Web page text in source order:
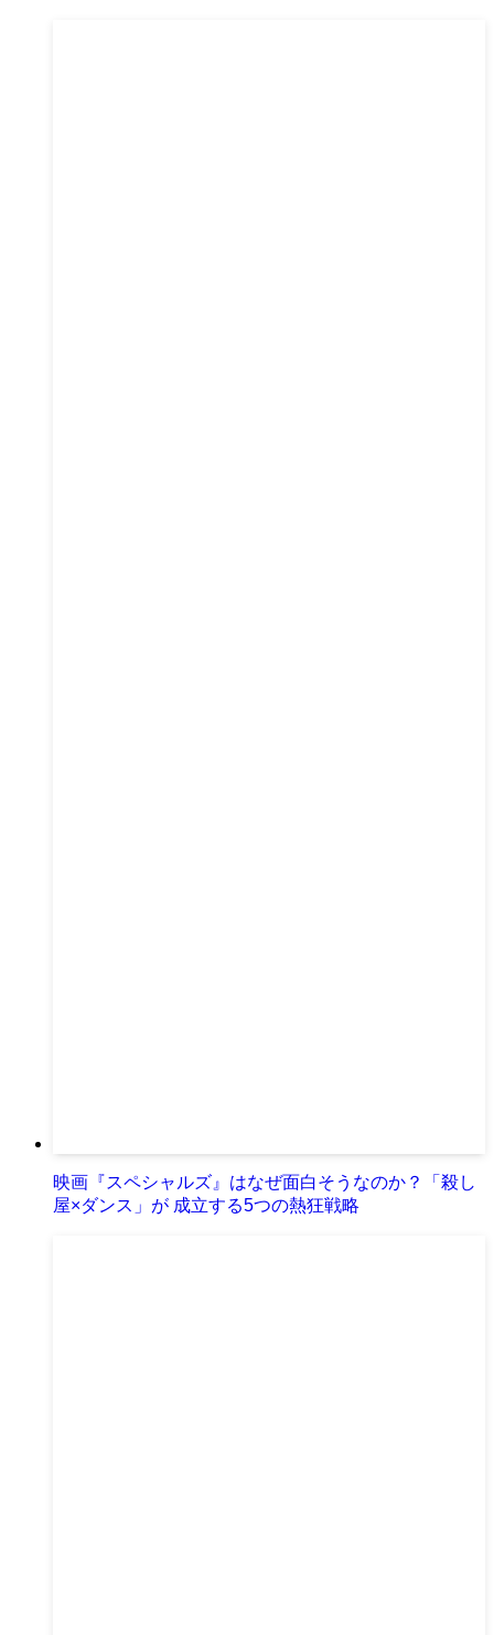
映画『スペシャルズ』はなぜ面白そうなのか？「殺し
屋×ダンス」が 成立する5つの熱狂戦略